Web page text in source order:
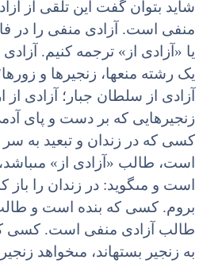
شاید بتوان گفت این تلقى از
منفى است. آزادى منفى را در
یا «آزادى از» ترجمه کنیم. آزادى
یک رشته منع‏ها، زنجیرها و
آزادى از سلطان جبار؛ آزادى از
زنجیرهایى که بر دست و پاى
کسى که در زندان و تبعید به
است، طالب «آزادى از»
است و مى‏گوید: در زندان را باز
بروم. کسى که بنده است و
طالب آزادى منفى است. کسى
به زنجیر بسته‏اند، مى‏خواهد